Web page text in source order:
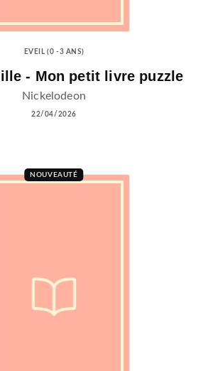
EVEIL (0 -3 ANS)
- Mon petit livre puzzle
Nickelodeon
22/04/2026
NOUVEAUTÉ